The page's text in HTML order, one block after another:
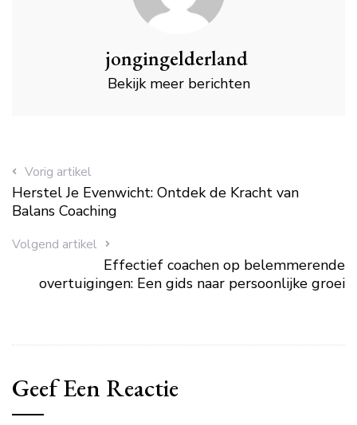
jongingelderland
Bekijk meer berichten
Vorig artikel
Herstel Je Evenwicht: Ontdek de Kracht van
Balans Coaching
Volgend artikel
Effectief coachen op belemmerende
overtuigingen: Een gids naar persoonlijke groei
Geef Een Reactie